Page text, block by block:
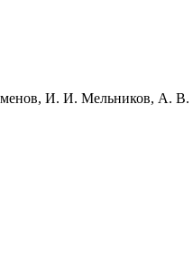
И. И. Мельников, А.